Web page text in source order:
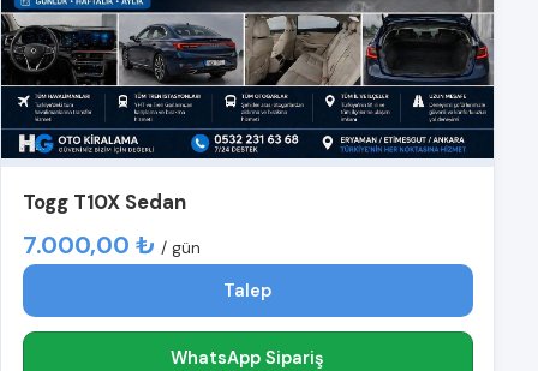
Togg T10X Sedan
7.000,00 ₺ / gün
Talep
WhatsApp Sipariş